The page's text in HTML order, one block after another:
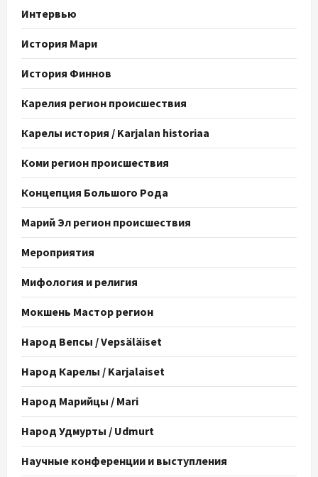
Интервью
История Мари
История Финнов
Карелия регион происшествия
Карелы история / Karjalan historiaa
Коми регион происшествия
Концепция Большого Рода
Марий Эл регион происшествия
Мероприятия
Мифология и религия
Мокшень Мастор регион
Народ Вепсы / Vepsäläiset
Народ Карелы / Karjalaiset
Народ Марийцы / Mari
Народ Удмурты / Udmurt
Научные конференции и выступления